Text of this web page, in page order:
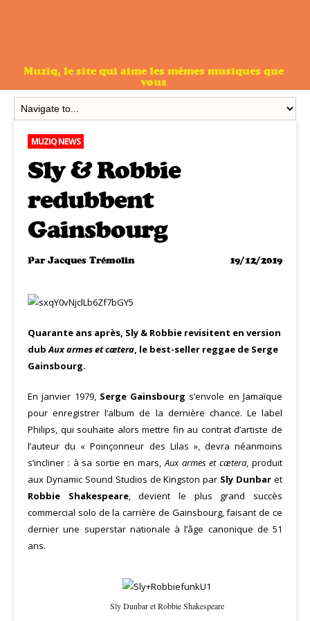
Muziq, le site qui aime les mêmes musiques que
vous
MUZIQ NEWS
Sly & Robbie
redubbent
Gainsbourg
ParJacques Trémolin 19/12/2019
Quarante ans après, Sly & Robbie revisitent en version
dubAux armes et cætera, le best-seller reggae de Serge
Gainsbourg.
En janvier 1979, Serge Gainsbourg s’envole en Jamaïque
pour enregistrer l’album de la dernière chance. Le label
Philips, qui souhaite alors mettre fin au contrat d’artiste de
l’auteur du « Poinçonneur des Lilas », devra néanmoins
s’incliner : à sa sortie en mars,Aux armes et cætera, produit
aux Dynamic Sound Studios de Kingston par Sly Dunbar et
Robbie Shakespeare, devient le plus grand succès
commercial solo de la carrière de Gainsbourg, faisant de ce
dernier une superstar nationale à l’âge canonique de 51
ans.
Sly Dunbar et Robbie Shakespeare